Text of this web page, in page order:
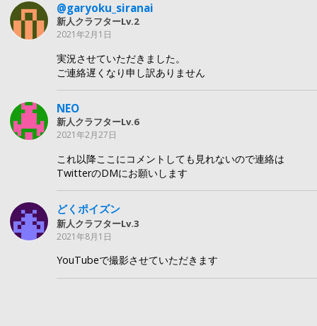
@garyoku_siranai
新人クラフターLv.2
2021年2月1日
実況させていただきました。
ご連絡遅くなり申し訳ありません
NEO
新人クラフターLv.6
2021年2月27日
これ以降ここにコメントしても見れないので連絡は
TwitterのDMにお願いします
どくポイズン
新人クラフターLv.3
2021年8月1日
YouTubeで撮影させていただきます